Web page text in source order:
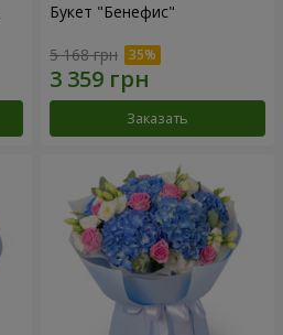
Букет "Бенефис"
5 168 грн
Заказать